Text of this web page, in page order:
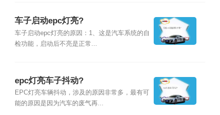
车子启动epc灯亮?
车子启动epc灯亮的原因：1、这是汽车系统的自
检功能，启动后不亮是正常...
epc灯亮车子抖动?
EPC灯亮车辆抖动，涉及的原因非常多，最有可
能的原因是因为汽车的废气再...